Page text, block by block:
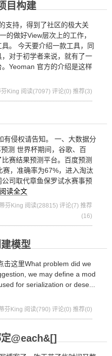
目构建
支持，得到了社区的极大关
的做好View层次上的工作，
。 今天要介绍一款工具，同
对于初学者来说，就有了一
Yeoman 官方的介绍是这样
King 阅读(7097) 评论(0) 推荐(3)
有侵权请告知。 一、大数据分
测 世界杯期间，谷歌、百
赛结果预测平台。百度预测
，准确率为67%，进入淘汰
司取代章鱼保罗试水赛事预
阅读全文
芬King 阅读(28815) 评论(7) 推荐
(16)
模型
击这里What problem did we
we may define a mod
for serialization or dese...
芬King 阅读(790) 评论(0) 推荐(0)
@each&[]